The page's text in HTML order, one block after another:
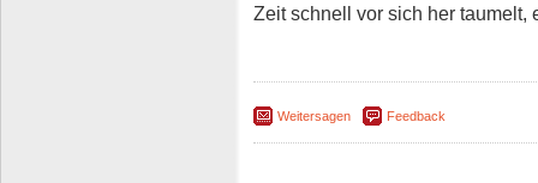
Zeit schnell vor sich her taumelt,
Weitersagen Feedback